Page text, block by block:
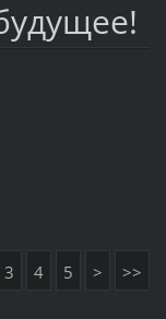
3 4 5 > >>